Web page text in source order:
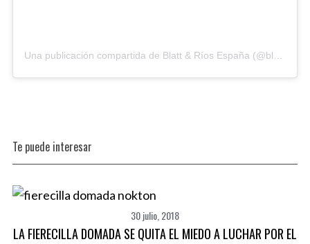
Una publicación compartida de Blatt & Ríos España (@blattyrios_esp)
Te puede interesar
30 julio, 2018
LA FIERECILLA DOMADA SE QUITA EL MIEDO A LUCHAR POR EL
e
o